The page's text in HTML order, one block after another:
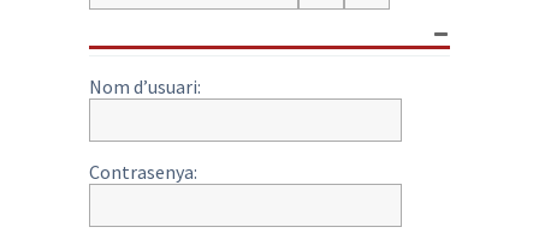
Nom d’usuari:
Contrasenya: